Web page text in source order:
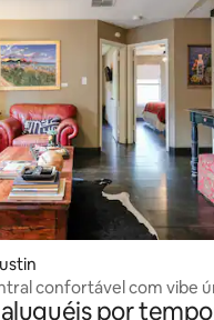
confortável com vibe
estadias de longa
por